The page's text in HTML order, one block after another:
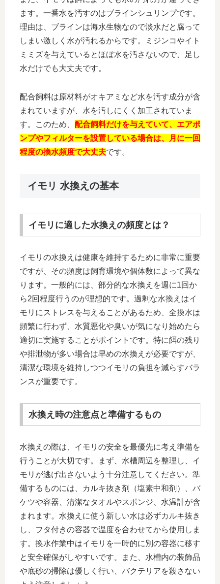
ます。一番水を汚すのはブラインシュリンプです。
理由は、ブラインは海水生物なので淡水だと腐って
しまい激しく水が汚れるからです。ミジンコやイト
ミミズを与えているとほぼ水を汚さないので、足し
水だけでも大丈夫です。
配合飼料は原材料がオキアミなど水を汚す成分が含
まれていますが、水を汚しにくく加工されていま
す。このため、 配合飼料だけを与えていて、エアポ
ンプやフィルターを設置している場合は、月に一回
程度の換水頻度で大丈夫です。
イモリ 水換えの基本
イモリに適した水換えの頻度とは？
イモリの水換えは健康を維持するために非常に重要
ですが、その頻度は飼育環境や個体数によって異な
ります。一般的には、部分的な水換えを週に1回か
ら2回程度行うのが理想的です。過剰な水換えはイ
モリにストレスを与えることがあるため、全換水は
頻繁に行わず、水質悪化や臭いが気になり始めたら
適切に実施することがポイントです。特に餌の残り
や排泄物が多い場合は早めの水換えが必要ですが、
清潔な環境を維持しつつイモリの負担を減らすバラ
ンスが重要です。
水換え時の注意点と準備するもの
水換えの際は、イモリの安全を最優先に考え準備を
行うことが大切です。まず、水槽周辺を整理し、イ
モリが逃げ出さないよう十分注意してください。準
備するものには、カルキ抜き剤（塩素中和剤）、バ
ケツや容器、清潔なタオルやスポンジ、水温計が含
まれます。水換えに使う新しい水は必ずカルキ抜き
し、フタ付きの容器で温度を合わせてから使用しま
す。換水作業中はイモリを一時的に別の容器に移す
と安全確保がしやすいです。また、水槽内の装飾品
や底砂の掃除は優しく行い、バクテリアを殺さない